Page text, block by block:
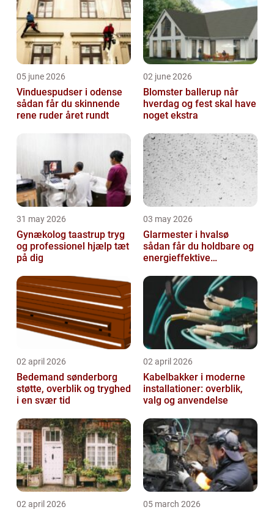
05 june 2026
Vinduespudser i odense
sådan får du skinnende
rene ruder året rundt
02 june 2026
Blomster ballerup når
hverdag og fest skal have
noget ekstra
31 may 2026
Gynækolog taastrup tryg
og professionel hjælp tæt
på dig
03 may 2026
Glarmester i hvalsø
sådan får du holdbare og
energieffektive
02 april 2026
Bedemand sønderborg
støtte, overblik og tryghed
i en svær tid
02 april 2026
Kabelbakker i moderne
installationer: overblik,
valg og anvendelse
02 april 2026 05 march 2026